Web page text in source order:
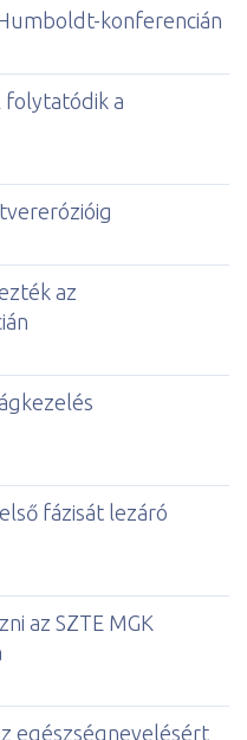
konferencián
folytatódik a
az
fázisát lezáró
az SZTE MGK
egészségnevelésért